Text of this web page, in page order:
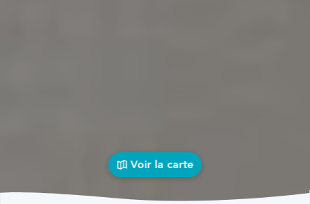
Voir la carte